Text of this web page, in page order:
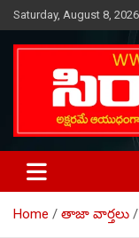
Skip
to
content
Saturday, August 8, 2026
SIRA
Telugu Online News
Home తాజా వార్తలు